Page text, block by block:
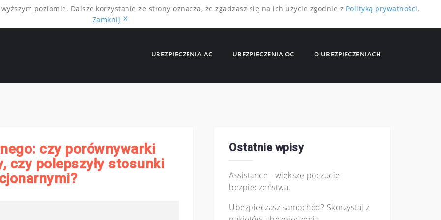
poziomie. Dalsze korzystanie ze strony oznacza, że zgadzasz się na ich użycie zgodnie z Polityką prywatności.
Zamknij ×
UBEZPIECZENIA AC UBEZPIECZENIA OC O UBEZPIECZENIACH
czy porównywarki
czy polepszyły stosunki
Ostatnie wpisy
Assistance - większe poczucie
bezpieczeństwa.
Ubezpieczasz samochód? Skorzystaj z